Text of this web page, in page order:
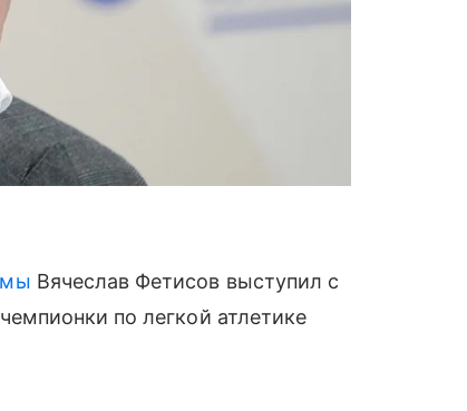
Вячеслав Фетисов выступил с
по легкой атлетике